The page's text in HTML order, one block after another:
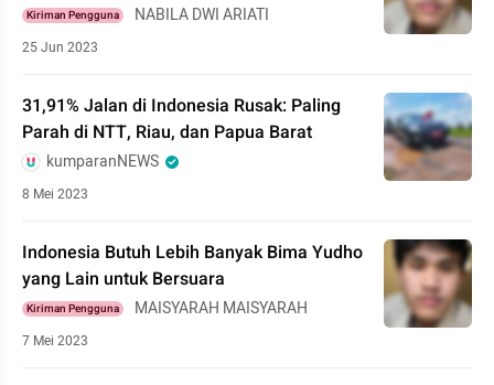
Kiriman Pengguna NABILA DWI ARIATI
25 Jun 2023
31,91% Jalan di Indonesia Rusak: Paling
Parah di NTT, Riau, dan Papua Barat
kumparanNEWS
8 Mei 2023
Indonesia Butuh Lebih Banyak Bima Yudho
yang Lain untuk Bersuara
Kiriman Pengguna MAISYARAH MAISYARAH
7 Mei 2023